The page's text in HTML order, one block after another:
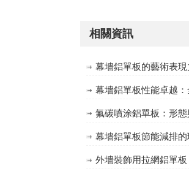
相關資訊
幕墻鋁單板的藝術表
幕墻鋁單板性能卓越
氟碳噴涂鋁單板：形
幕墻鋁單板節能減排
外墻裝飾用拉網鋁單